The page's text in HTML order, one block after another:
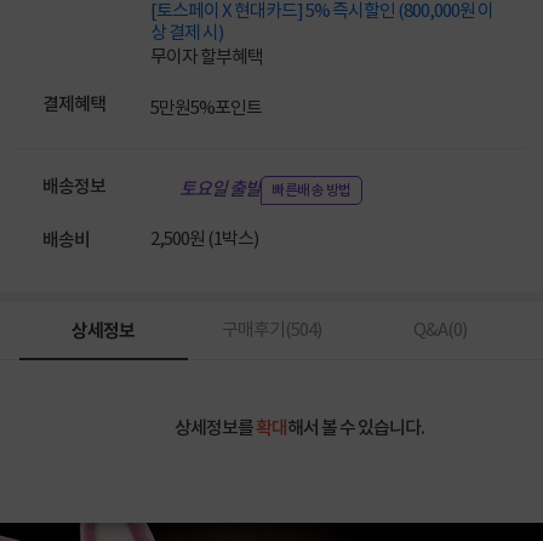
[토스페이 X 현대카드] 5% 즉시할인 (800,000원 이
상 결제 시)
무이자 할부혜택
결제혜택 5만원5%포인트
배송정보 토요일 출발 빠른배송 방법
배송비 2,500원 (1박스)
상세정보 구매후기(504) Q&A(0)
상세정보를확대해서 볼 수 있습니다.